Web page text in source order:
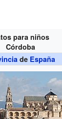
para niños
Córdoba
de España